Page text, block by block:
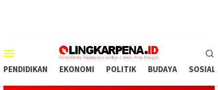
Mobile
PENDIDIKAN EKONOMI POLITIK BUDAYA SOSIAL